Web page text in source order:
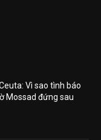
Vì sao tình báo
Mossad đứng sau